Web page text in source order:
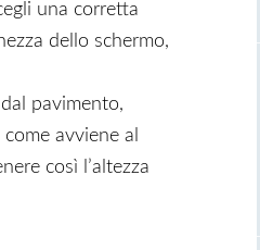
una corretta
dello schermo,
pavimento,
avviene al
così l’altezza